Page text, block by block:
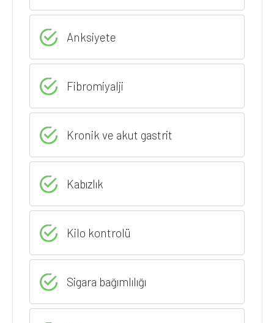
Anksiyete
Fibromiyalji
Kronik ve akut gastrit
Kabızlık
Kilo kontrolü
Sigara bağımlılığı